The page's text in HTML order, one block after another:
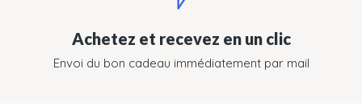
Achetez et recevez en un clic
Envoi du bon cadeau immédiatement par mail